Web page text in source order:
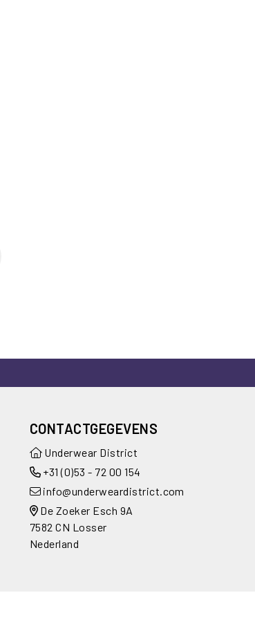
CONTACTGEGEVENS
Underwear District
+31 (0)53 - 72 00 154
info@underweardistrict.com
De Zoeker Esch 9A
7582 CN Losser
Nederland